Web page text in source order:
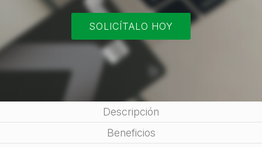
SOLICÍTALO HOY
Descripción
Beneficios